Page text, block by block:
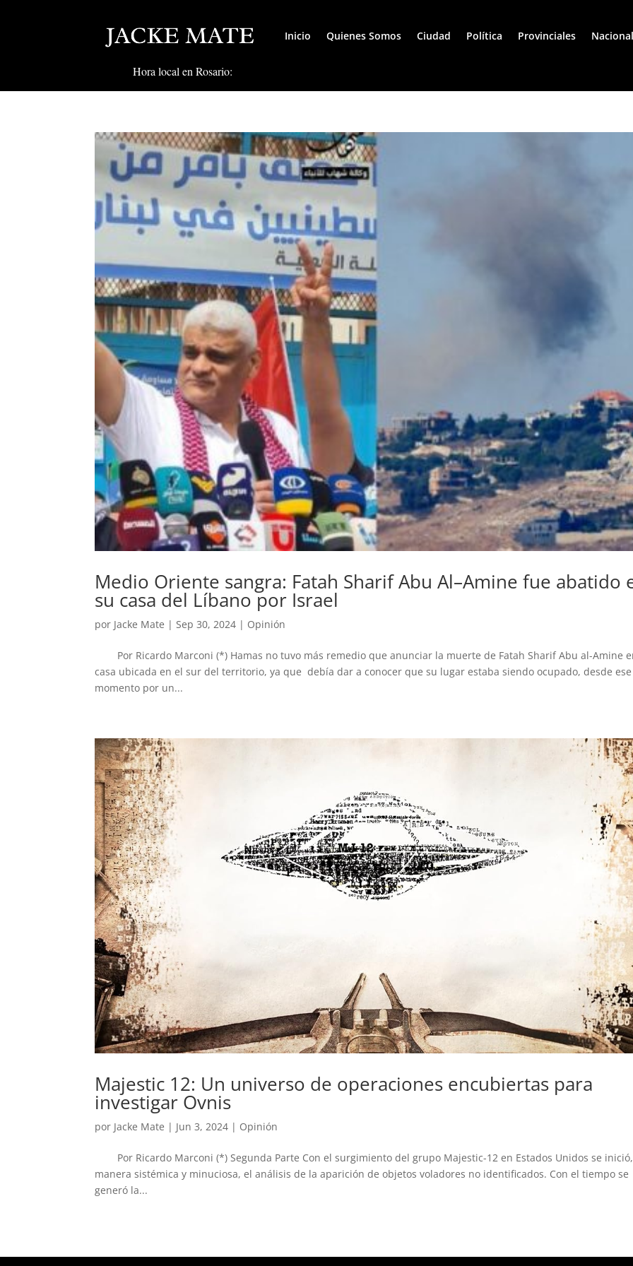
Inicio Quienes Somos Ciudad Política Provinciales
Hora local en Rosario:
Medio Oriente sangra: Fatah Sharif Abu Al–Amine fue abatido
su casa del Líbano por Israel
por Jacke Mate |Sep 30, 2024 | Opinión
Por Ricardo Marconi (*) Hamas no tuvo más remedio que anunciar la muerte de Fatah Sharif Abu al-Amine
casa ubicada en el sur del territorio, ya que debía dar a conocer que su lugar estaba siendo ocupado, desde ese
momento por un...
Majestic 12: Un universo de operaciones encubiertas para
investigar Ovnis
por Jacke Mate | Jun 3, 2024 | Opinión
Por Ricardo Marconi (*) Segunda Parte Con el surgimiento del grupo Majestic-12 en Estados Unidos se
manera sistémica y minuciosa, el análisis de la aparición de objetos voladores no identificados. Con el tiempo se
generó la...